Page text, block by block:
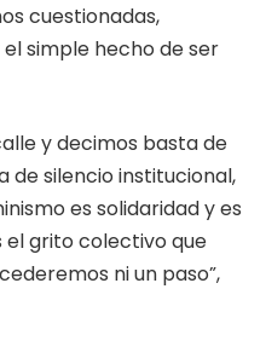
cuestionadas,
simple hecho de ser
y decimos basta de
de silencio institucional,
es solidaridad y es
el grito colectivo que
ni un paso”,